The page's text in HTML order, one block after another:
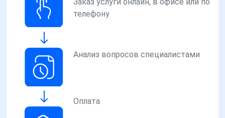
телефону
Анализ вопросов специалистами
Оплата